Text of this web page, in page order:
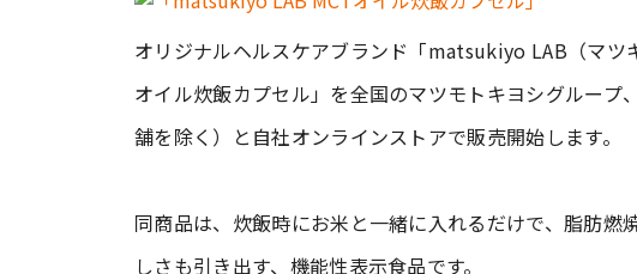
オリジナルヘルスケアブランド「matsukiyo LAB（マ
オイル炊飯カプセル」を全国のマツモトキヨシグルー
舗を除く）と自社オンラインストアで販売開始します。
同商品は、炊飯時にお米と一緒に入れるだけで、脂肪
しさも引き出す、機能性表示食品です。